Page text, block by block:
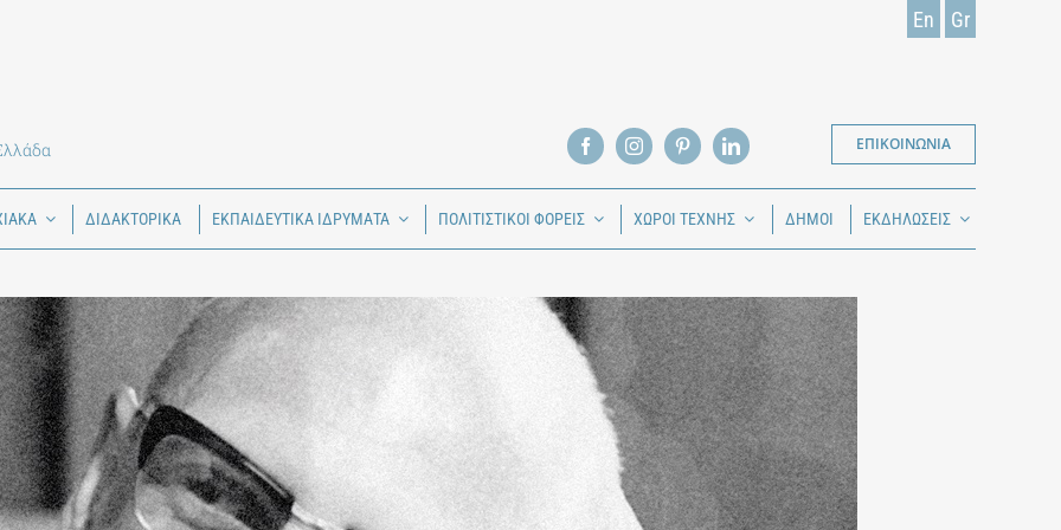
En Gr
ΕΠΙΚΟΙΝΩΝΙΑ
ΔΙΔΑΚΤΟΡΙΚΑ ΕΚΠΑΙΔΕΥΤΙΚΑ ΙΔΡΥΜΑΤΑ ΠΟΛΙΤΙΣΤΙΚΟΙ ΦΟΡΕΙΣ ΧΩΡΟΙ ΤΕΧΝΗΣ ΔΗΜΟΙ ΕΚΔΗΛΩΣΕΙΣ